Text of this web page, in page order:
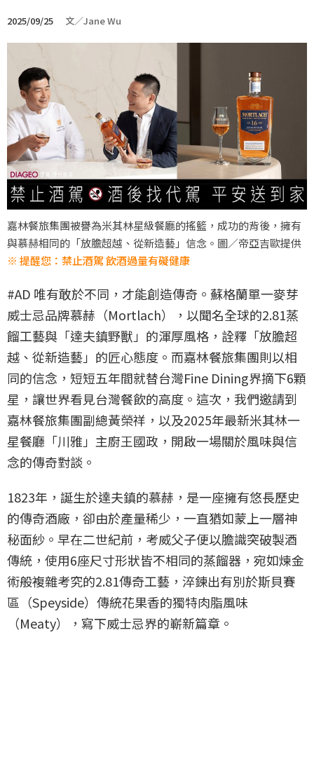
2025/09/25 文／Jane Wu
嘉林餐旅集團被譽為米其林星級餐廳的搖籃，成功的背後，擁有
與慕赫相同的「放膽超越、從新造藝」信念。圖／帝亞吉歐提供
※ 提醒您：禁止酒駕 飲酒過量有礙健康
#AD 唯有敢於不同，才能創造傳奇。蘇格蘭單一麥芽
威士忌品牌慕赫（Mortlach），以聞名全球的2.81蒸
餾工藝與「達夫鎮野獸」的渾厚風格，詮釋「放膽超
越、從新造藝」的匠心態度。而嘉林餐旅集團則以相
同的信念，短短五年間就替台灣Fine Dining界摘下6顆
星，讓世界看見台灣餐飲的高度。這次，我們邀請到
嘉林餐旅集團副總黃榮祥，以及2025年最新米其林一
星餐廳「川雅」主廚王國政，開啟一場關於風味與信
念的傳奇對談。
1823年，誕生於達夫鎮的慕赫，是一座擁有悠長歷史
的傳奇酒廠，卻由於產量稀少，一直猶如蒙上一層神
秘面紗。早在二世紀前，考威父子便以膽識突破製酒
傳統，使用6座尺寸形狀皆不相同的蒸餾器，宛如煉金
術般複雜考究的2.81傳奇工藝，淬鍊出有別於斯貝賽
區（Speyside）傳統花果香的獨特肉脂風味
（Meaty），寫下威士忌界的嶄新篇章。